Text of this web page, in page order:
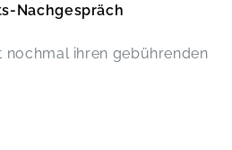
Nachgespräch
nochmal ihren gebührenden